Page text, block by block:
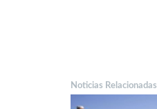
Noticias Relacionadas